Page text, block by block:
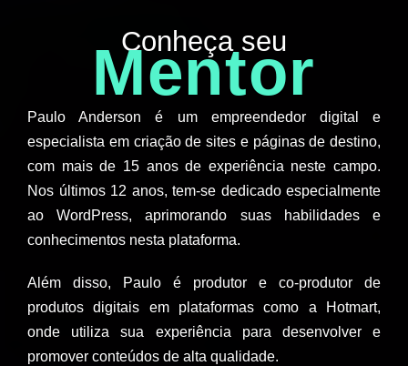
Conheça seu
Mentor
Paulo Anderson é um empreendedor digital e
especialista em criação de sites e páginas de destino,
com mais de 15 anos de experiência neste campo.
Nos últimos 12 anos, tem-se dedicado especialmente
ao WordPress, aprimorando suas habilidades e
conhecimentos nesta plataforma.
Além disso, Paulo é produtor e co-produtor de
produtos digitais em plataformas como a Hotmart,
onde utiliza sua experiência para desenvolver e
promover conteúdos de alta qualidade.